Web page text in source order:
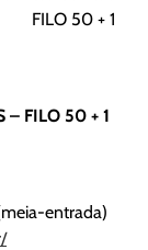
FILO 50 + 1
– FILO 50 + 1
entrada)